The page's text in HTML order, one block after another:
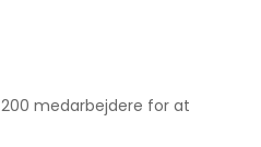
medarbejdere for at